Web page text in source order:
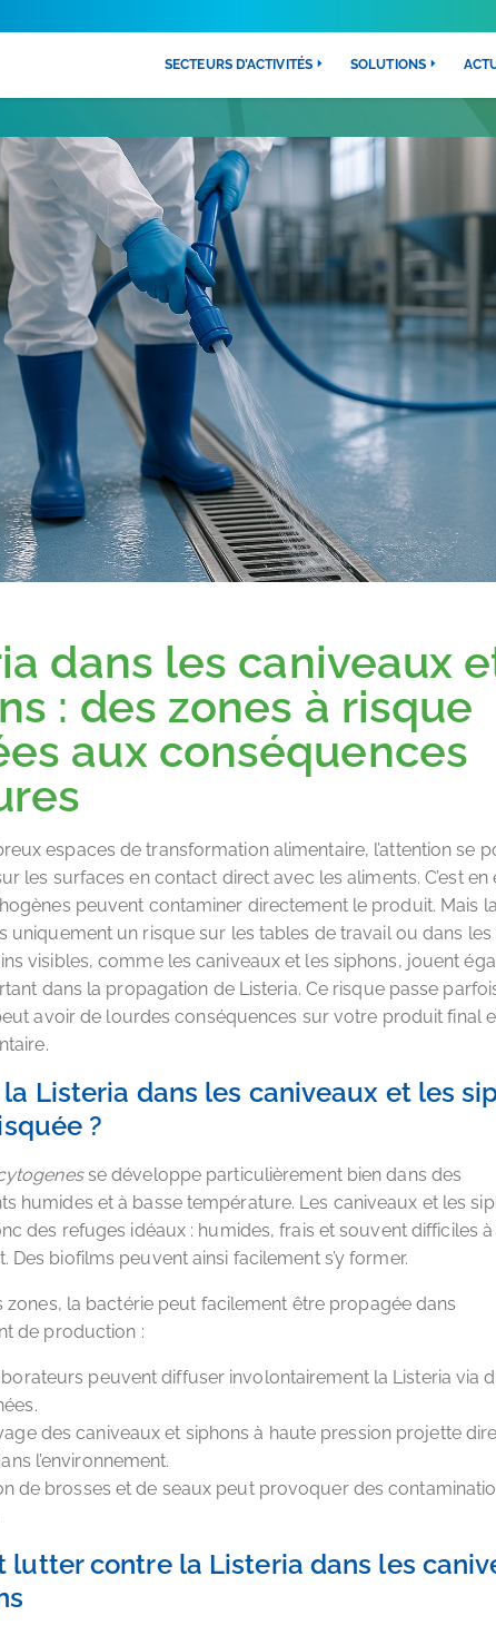
SECTEURS D’ACTIVITÉS SOLUTIONS
dans les caniveaux
: des zones à risque
aux conséquences
espaces de transformation alimentaire, l’attention se
les surfaces en contact direct avec les aliments. C’est en
peuvent contaminer directement le produit. Mais
uniquement un risque sur les tables de travail ou dans les
visibles, comme les caniveaux et les siphons, jouent
dans la propagation de Listeria. Ce risque passe
avoir de lourdes conséquences sur votre produit final
Listeria dans les caniveaux et les
?
se développe particulièrement bien dans des
humides et à basse température. Les caniveaux et les
des refuges idéaux : humides, frais et souvent difficiles
Des biofilms peuvent ainsi facilement s’y former.
zones, la bactérie peut facilement être propagée dans
de production :
peuvent diffuser involontairement la Listeria via
des caniveaux et siphons à haute pression projette
l’environnement.
de brosses et de seaux peut provoquer des
lutter contre la Listeria dans les